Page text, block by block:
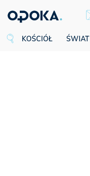
KOŚCIÓŁ ŚWIAT